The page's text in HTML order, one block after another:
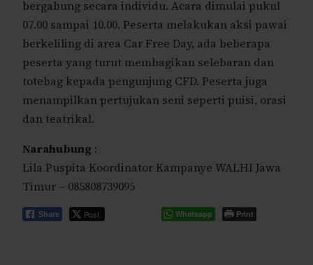
bergabung secara individu. Acara dimulai pukul
07.00 sampai 10.00. Peserta melakukan aksi pawai
berkeliling di area Car Free Day, ada beberapa
peserta yang turut membagikan selebaran dan
totebag kepada pengunjung CFD. Peserta juga
menampilkan pertujukan seni seperti puisi, orasi
dan teatrikal.
Narahubung :
Lila Puspita Koordinator Kampanye WALHI Jawa
Timur – 085808739095
Share Post Whatsapp Print